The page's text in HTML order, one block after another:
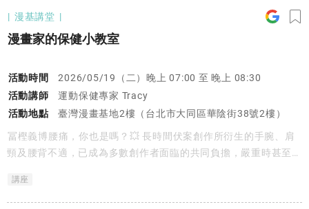
漫基講堂
漫畫家的保健小教室
活動時間
2026/05/19（二）晚上 07:00 至 晚上 08:30
活動講師
運動保健專家 Tracy
活動地點
臺灣漫畫基地2樓（台北市大同區華陰街38號2樓）
冨樫義博腰痛，你也是嗎？💥 長時間伏案創作所衍生的手腕、肩
頸及腰背不適，已成為多數創作者面臨的共同負擔，嚴重時甚至會
Tracy，從專業角度解析漫畫創作者常見職業傷害的成因，並分享
日常可以實行的舒緩技巧與保健觀念，協助創作者維持良好身體狀
講座